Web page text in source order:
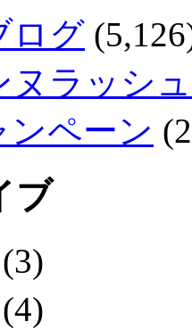
ログ
ヌラッシ
ペーン
ブ
(3)
(4)